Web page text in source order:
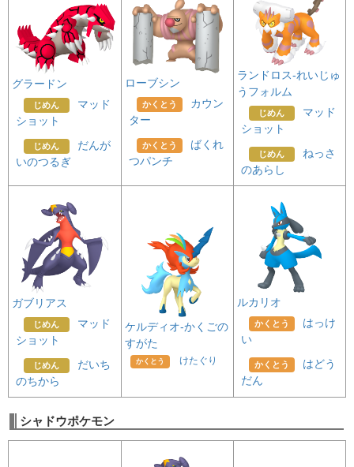
グラードン
じめん
マッド
ショット
じめん
だんが
いのつるぎ
ローブシン
かくとう
カウン
ター
かくとう
ばくれ
つパンチ
ランドロス-れいじゅ
うフォルム
じめん
マッド
ショット
じめん
ねっさ
のあらし
ガブリアス
じめん
マッド
ショット
じめん
だいち
のちから
ケルディオ-かくごの
すがた
かくとう けたぐり
ルカリオ
かくとう
はっけ
い
かくとう
はどう
だん
シャドウポケモン